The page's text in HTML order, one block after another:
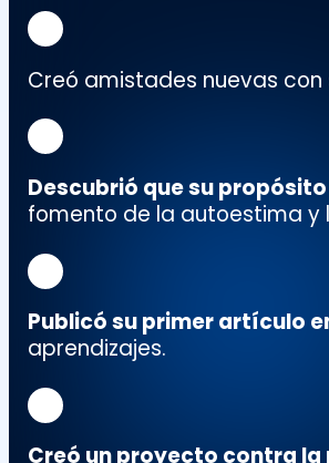
Creó amistades nuevas
Descubrió que su
fomento de la autoestima y
Publicó su primer artículo
aprendizajes.
Creó un proyecto contra